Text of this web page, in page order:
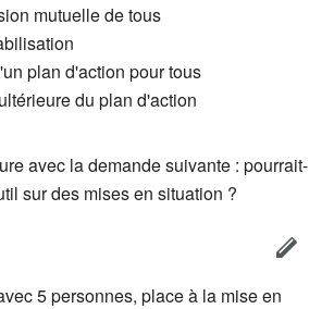
mutuelle de tous
plan d'action pour tous
du plan d'action
avec la demande suivante : pourrait-
sur des mises en situation ?
5 personnes, place à la mise en